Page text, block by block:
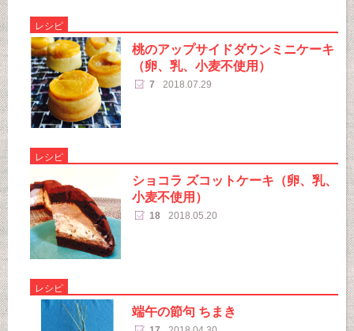
レシピ
桃のアップサイドダウンミニケーキ
（卵、乳、小麦不使用）
7 2018.07.29
レシピ
ショコラ ズコットケーキ（卵、乳、
小麦不使用）
18 2018.05.20
レシピ
端午の節句 ちまき